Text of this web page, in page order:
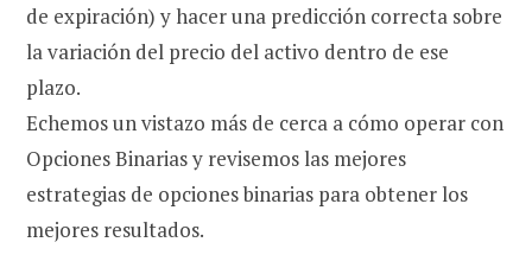
de expiración) y hacer una predicción correcta sobre
la variación del precio del activo dentro de ese
plazo.
Echemos un vistazo más de cerca a cómo operar con
Opciones Binarias y revisemos las mejores
estrategias de opciones binarias para obtener los
mejores resultados.